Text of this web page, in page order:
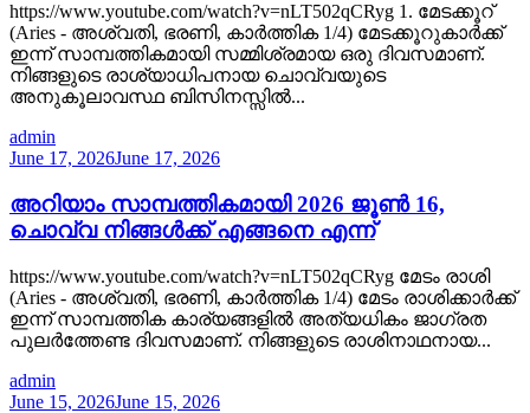
https://www.youtube.com/watch?v=nLT502qCRyg 1. മേടക്കൂറ്
(Aries - അശ്വതി, ഭരണി, കാർത്തിക 1/4) മേടക്കൂറുകാർക്ക്
ഇന്ന് സാമ്പത്തികമായി സമ്മിശ്രമായ ഒരു ദിവസമാണ്.
നിങ്ങളുടെ രാശ്യാധിപനായ ചൊവ്വയുടെ
അനുകൂലാവസ്ഥ ബിസിനസ്സിൽ...
admin
June 17, 2026June 17, 2026
അറിയാം സാമ്പത്തികമായി 2026 ജൂൺ 16,
ചൊവ്വ നിങ്ങൾക്ക് എങ്ങനെ എന്ന്
https://www.youtube.com/watch?v=nLT502qCRyg മേടം രാശി
(Aries - അശ്വതി, ഭരണി, കാർത്തിക 1/4) മേടം രാശിക്കാർക്ക്
ഇന്ന് സാമ്പത്തിക കാര്യങ്ങളിൽ അത്യധികം ജാഗ്രത
പുലർത്തേണ്ട ദിവസമാണ്. നിങ്ങളുടെ രാശിനാഥനായ...
admin
June 15, 2026June 15, 2026